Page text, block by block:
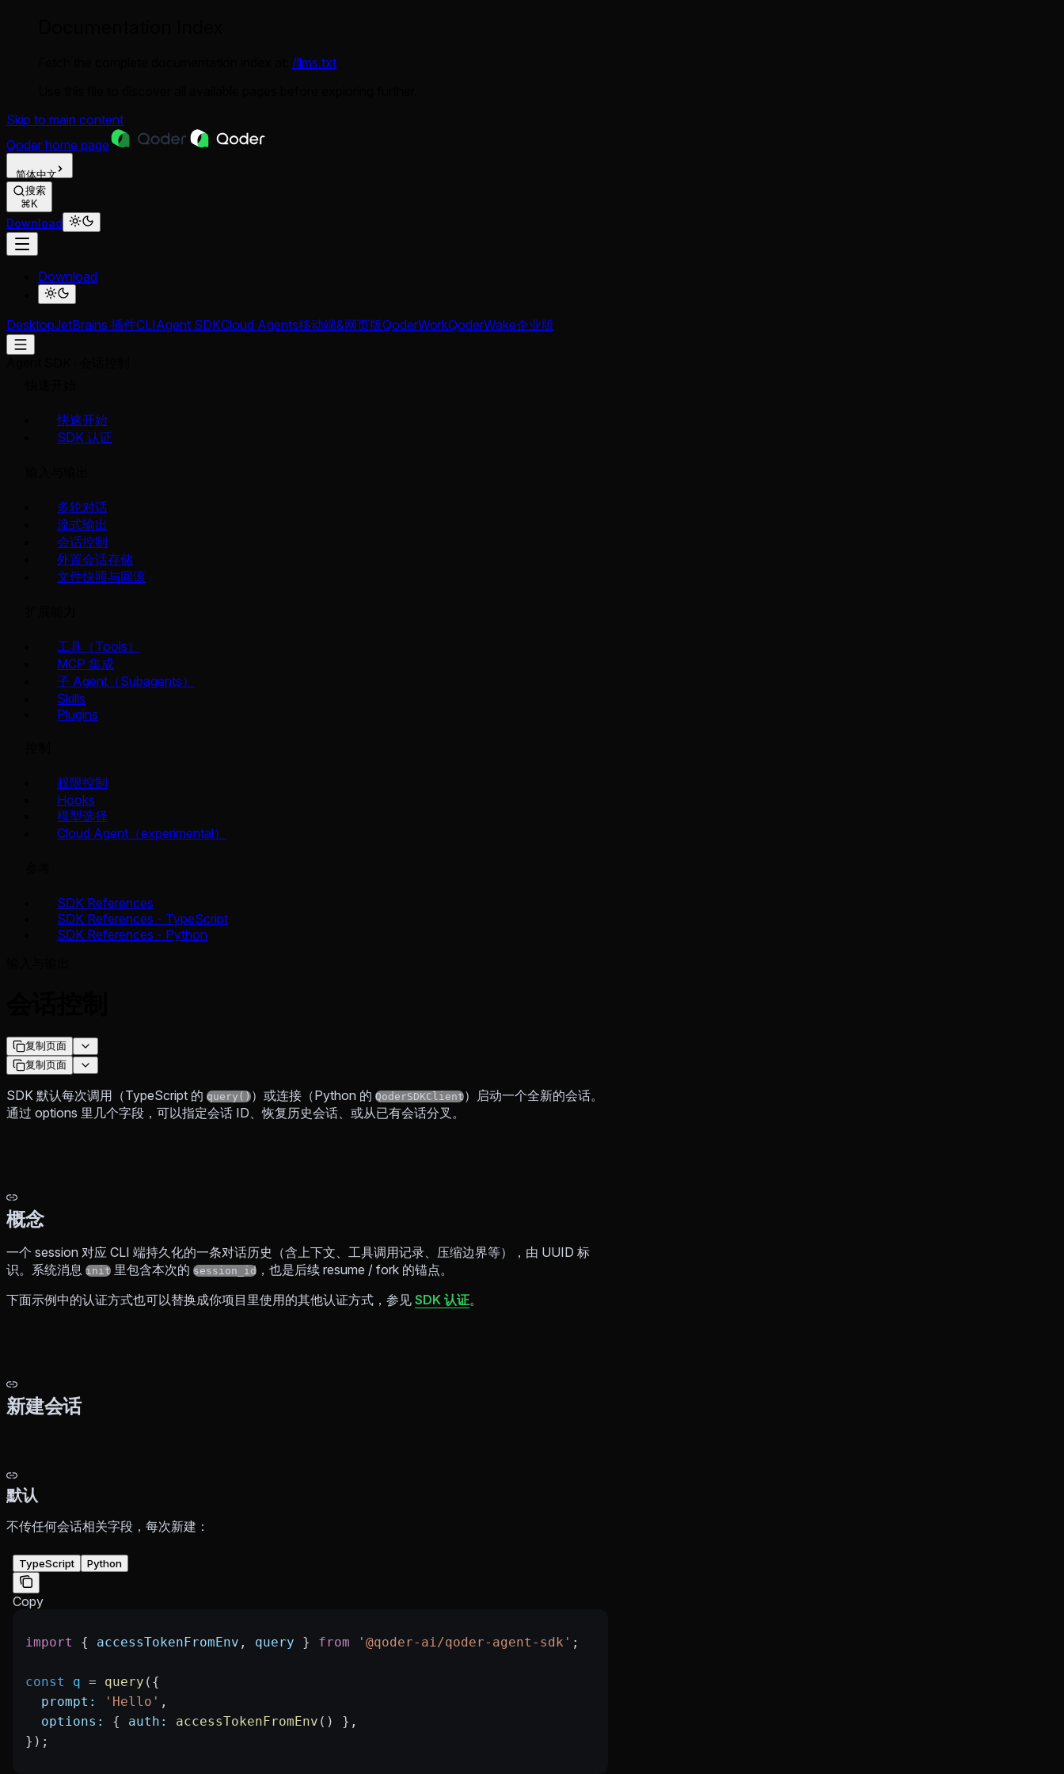
/llms.txt
Skip to main content
Qoder home page
简体中文
搜索
⌘K
Download
Download
DesktopJetBrains 插件CLIAgent SDKCloud Agents移动端&网页版QoderWorkQoderWake企业版
快速开始
SDK 认证
多轮对话
流式输出
会话控制
外置会话存储
文件快照与回滚
工具（Tools）
MCP 集成
子 Agent（Subagents）
Skills
Plugins
权限控制
Hooks
模型选择
Cloud Agent（experimental）
SDK References
SDK References - TypeScript
SDK References - Python
复制页面
复制页面
SDK 默认每次调用（TypeScript 的 query()）或连接（Python 的 QoderSDKClient）启动一个全新的会话。
通过 options 里几个字段，可以指定会话 ID、恢复历史会话、或从已有会话分叉。
概念
一个 session 对应 CLI 端持久化的一条对话历史（含上下文、工具调用记录、压缩边界等），由 UUID 标
识。系统消息 init 里包含本次的 session_id ，也是后续 resume / fork 的锚点。
下面示例中的认证方式也可以替换成你项目里使用的其他认证方式，参见 SDK 认证。
新建会话
默认
不传任何会话相关字段，每次新建：
TypeScript Python
Copy
import { accessTokenFromEnv , query } from '@qoder-ai/qoder-agent-sdk' ;
const q = query ({
  prompt:
'Hello' ,
  options:
{ auth: accessTokenFromEnv () },
});